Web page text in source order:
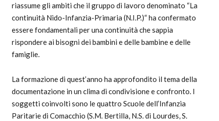
riassume gli ambiti che il gruppo di lavoro denominato “La
continuità Nido-Infanzia-Primaria (N.I.P.)“ ha confermato
essere fondamentali per una continuità che sappia
rispondere ai bisogni dei bambini e delle bambine e delle
famiglie.
La formazione di quest’anno ha approfondito il tema della
documentazione in un clima di condivisione e confronto. I
soggetti coinvolti sono le quattro Scuole dell’Infanzia
Paritarie di Comacchio (S.M. Bertilla, N.S. di Lourdes, S.